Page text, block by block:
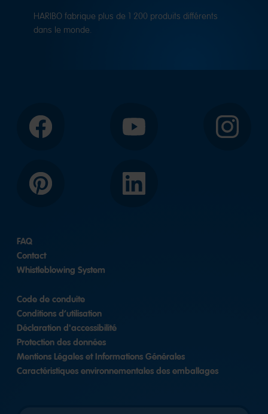
HARIBO fabrique plus de 1 200 produits différents
dans le monde.
Facebook YouTube Instagram
Pinterest LinkedIn
FAQ
Contact
Whistleblowing System
Code de conduite
Conditions d’utilisation
Déclaration d'accessibilité
Protection des données
Mentions Légales et Informations Générales
Caractéristiques environnementales des emballages